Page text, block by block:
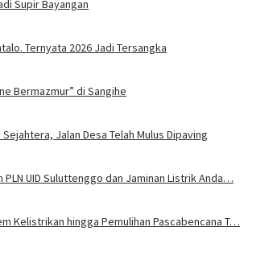
Supir Bayangan
Ternyata 2026 Jadi Tersangka
Bermazmur” di Sangihe
Jalan Desa Telah Mulus Dipaving
UID Suluttenggo dan Jaminan Listrik Anda…
Kelistrikan hingga Pemulihan Pascabencana T…